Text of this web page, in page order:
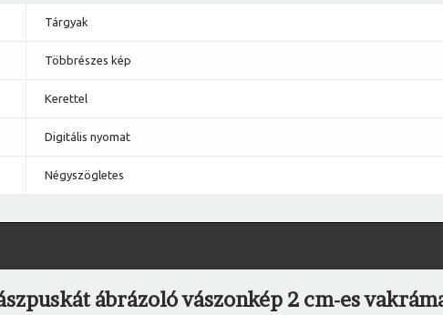
Tárgyak
Többrészes kép
Kerettel
Digitális nyomat
Négyszögletes
ábrázoló vászonkép 2 cm-es